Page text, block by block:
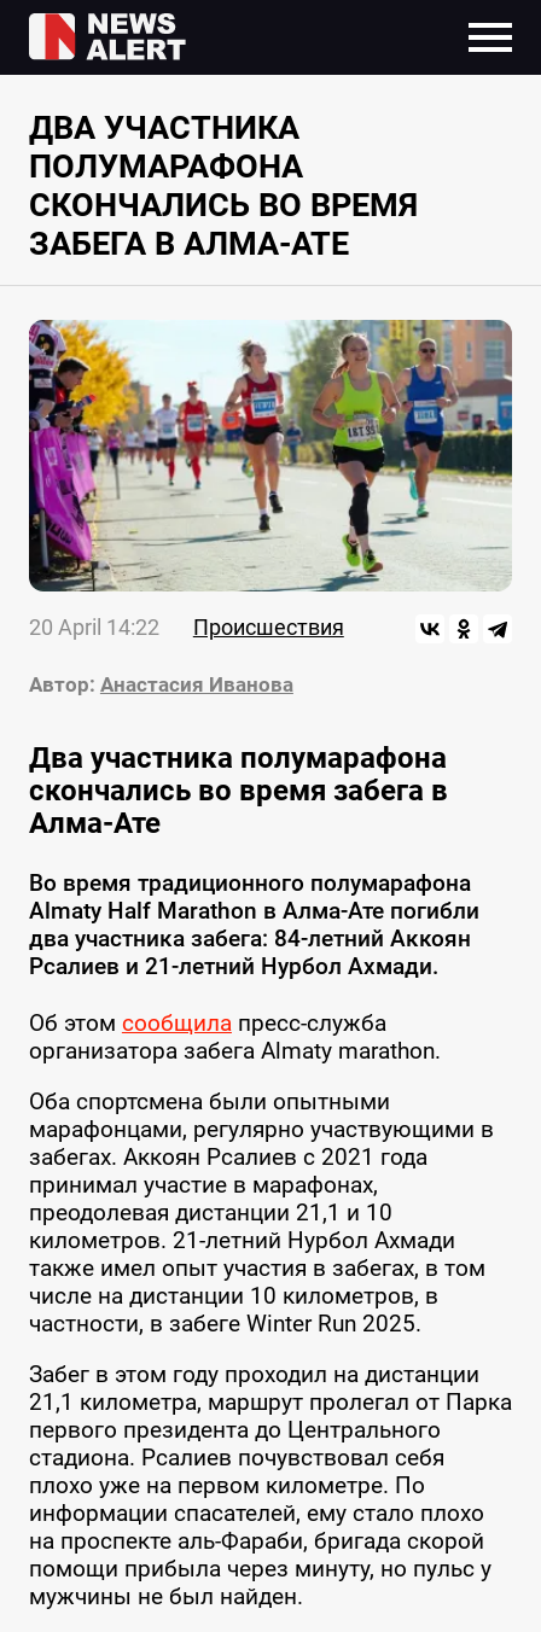
ДВА УЧАСТНИКА
ПОЛУМАРАФОНА
СКОНЧАЛИСЬ ВО ВРЕМЯ
ЗАБЕГА В АЛМА-АТЕ
20 April 14:22 Происшествия
Автор: Анастасия Иванова
Два участника полумарафона
скончались во время забега в
Алма-Ате
Во время традиционного полумарафона
Almaty Half Marathon в Алма-Ате погибли
два участника забега: 84-летний Аккоян
Рсалиев и 21-летний Нурбол Ахмади.
Об этом сообщилапресс-служба
организатора забега Almaty marathon.
Оба спортсмена были опытными
марафонцами, регулярно участвующими в
забегах. Аккоян Рсалиев с 2021 года
принимал участие в марафонах,
преодолевая дистанции 21,1 и 10
километров. 21-летний Нурбол Ахмади
также имел опыт участия в забегах, в том
числе на дистанции 10 километров, в
частности, в забеге Winter Run 2025.
Забег в этом году проходил на дистанции
21,1 километра, маршрут пролегал от Парка
первого президента до Центрального
стадиона. Рсалиев почувствовал себя
плохо уже на первом километре. По
информации спасателей, ему стало плохо
на проспекте аль-Фараби, бригада скорой
помощи прибыла через минуту, но пульс у
мужчины не был найден.